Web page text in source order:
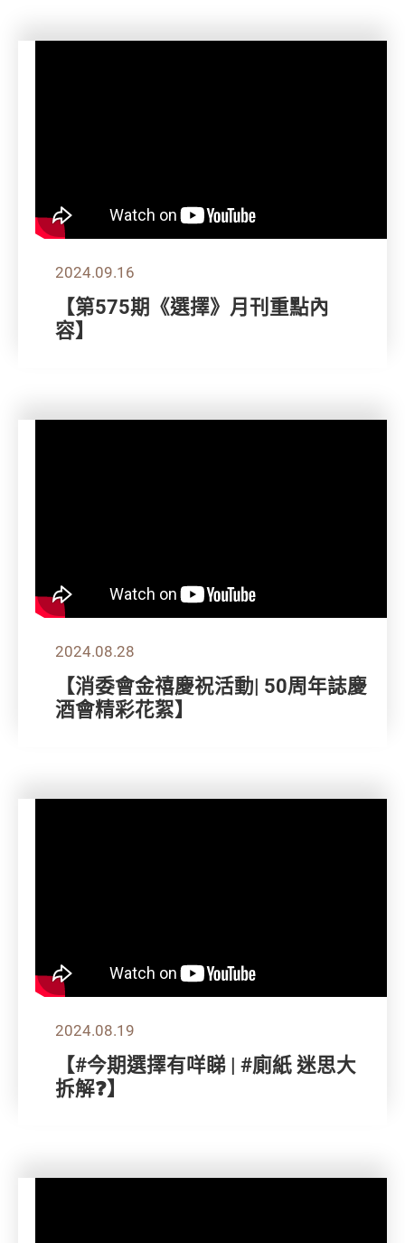
2024.09.16
【第575期《選擇》月刊重點內
容】
2024.08.28
【消委會金禧慶祝活動| 50周年誌慶
酒會精彩花絮】
2024.08.19
【#今期選擇有咩睇 | #廁紙 迷思大
拆解❓】